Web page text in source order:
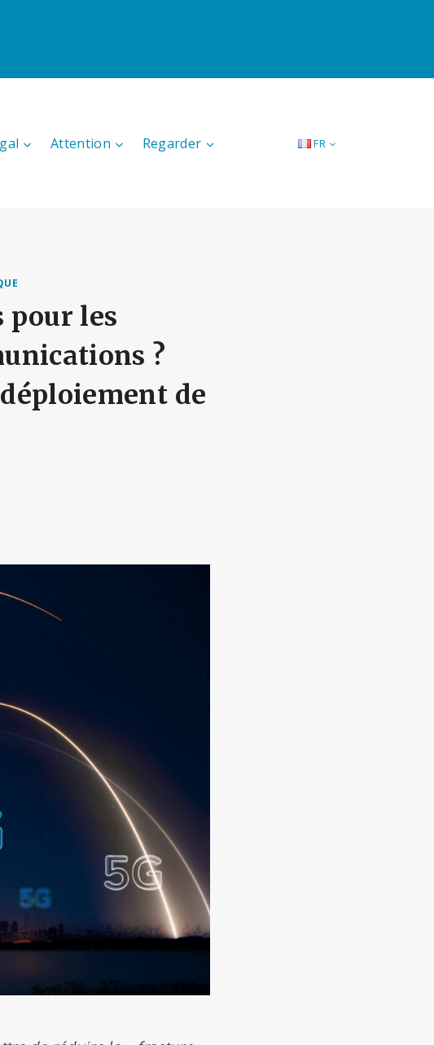
Attention Regarder FR
les
?
de